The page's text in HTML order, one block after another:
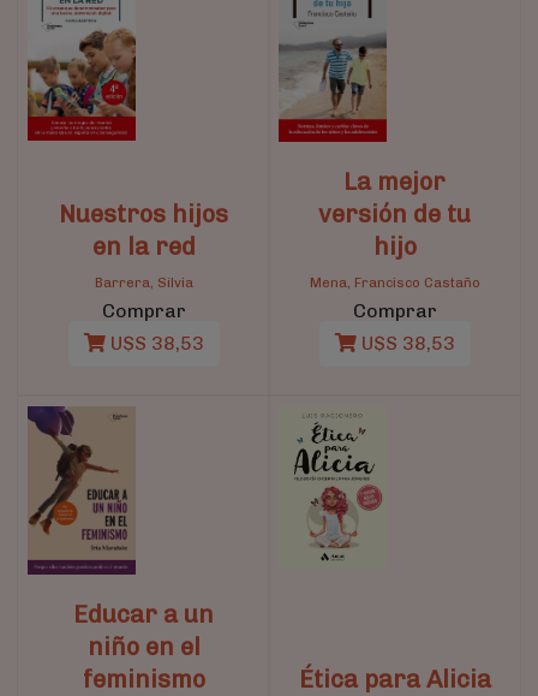
Nuestros hijos
en la red
Barrera, Silvia
Comprar
U$S 38,53
La mejor
versión de tu
hijo
Mena, Francisco Castaño
Comprar
U$S 38,53
Educar a un
niño en el
feminismo
Ética para Alicia